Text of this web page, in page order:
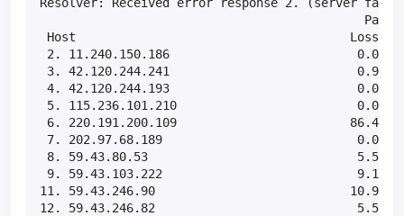
Host                                      Loss%   Snt
2. 11.240.150.186                          0.0%
3. 42.120.244.241                          0.9%
4. 42.120.244.193                          0.0%
5. 115.236.101.210                         0.0%
6. 220.191.200.109                        86.4%
7. 202.97.68.189                           0.0%
8. 59.43.80.53                             5.5%
9. 59.43.103.222                           9.1%
11. 59.43.246.90                           10.9%
12. 59.43.246.82                            5.5%